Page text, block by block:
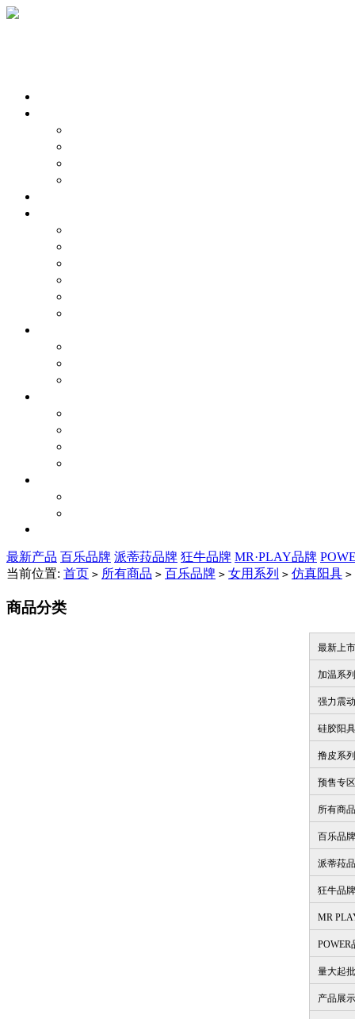
最新产品 百乐品牌 派蒂菈品牌 狂牛品牌 MR·PLAY品牌
当前位置: 首页 > 所有商品 > 百乐品牌 > 女用系列 > 仿真阳具 >
商品分类
最新上市
加温系列
强力震动
硅胶阳具
撸皮系列
预售专区
所有商品
百乐品牌
派蒂菈
狂牛品牌
MR
POWER
量大起批
产品展